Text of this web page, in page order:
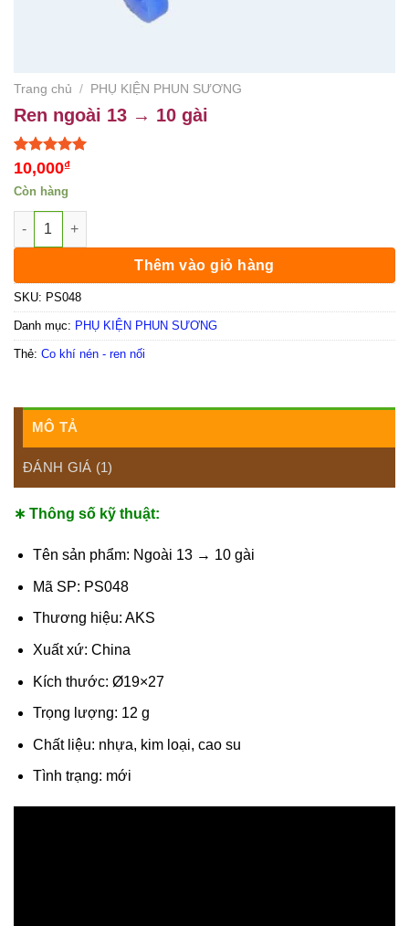
Trang chủ / PHỤ KIỆN PHUN SƯƠNG
Ren ngoài 13 → 10 gài
5.00trên 5
dựa trên
1
đánh giá
10,000₫
Còn hàng
Ren ngoài 13 → 10 gài số lượng
Thêm vào giỏ hàng
SKU: PS048
Danh mục: PHỤ KIỆN PHUN SƯƠNG
Thẻ: Co khí nén - ren nối
MÔ TẢ
ĐÁNH GIÁ (1)
∗ Thông số kỹ thuật:
Tên sản phẩm: Ngoài 13 → 10 gài
Mã SP: PS048
Thương hiệu: AKS
Xuất xứ: China
Kích thước: Ø19×27
Trọng lượng: 12 g
Chất liệu: nhựa, kim loại, cao su
Tình trạng: mới